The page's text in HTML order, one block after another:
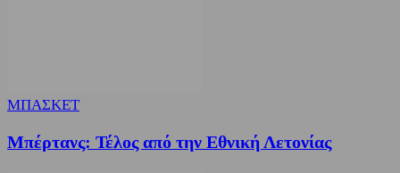
ΜΠΑΣΚΕΤ
Μπέρτανς: Τέλος από την Εθνική Λετονίας